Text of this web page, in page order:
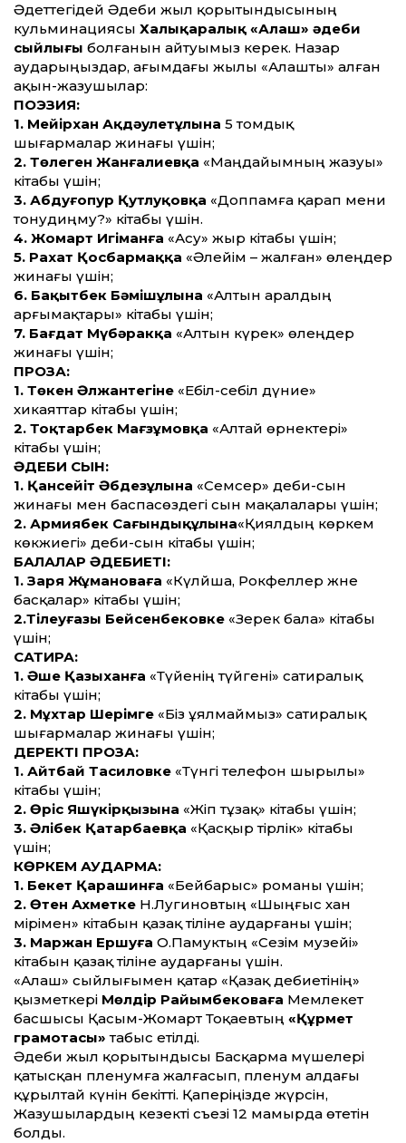
Әдеттегідей Әдеби жыл қорытынды­сының
кульминациясы Халықаралық «Алаш» әдеби
сыйлығы болғанын айтуымыз керек. Назар
аударыңыздар, ағымдағы жылы «Алашты» алған
ақын-жазушылар:
ПОЭЗИЯ:
1. Мейірхан Ақдәулетұлына 5 томдық
шығармалар жинағы үшін;
2. Төлеген Жанғалиевқа «Маңдайымның жазуы»
кітабы үшін;
3. Абдуғопур Қутлуқовқа «Доппамға қарап мени
тонудиңму?» кітабы үшін.
4. Жомарт Игіманға «Асу» жыр кітабы үшін;
5. Рахат Қосбармаққа «Әлейім – жалған» өлеңдер
жинағы үшін;
6. Бақытбек Бәмішұлына «Алтын аралдың
арғымақтары» кітабы үшін;
7. Бағдат Мүбәракқа «Алтын күрек» өлеңдер
жинағы үшін;
ПРОЗА:
1. Төкен Әлжантегіне «Ебіл-себіл дүние»
хикаяттар кітабы үшін;
2. Тоқтарбек Мағзұмовқа «Алтай өрнектері»
кітабы үшін;
ӘДЕБИ СЫН:
1. Қансейіт Әбдезұлына «Семсер» әдеби-сын
жинағы мен баспасөздегі сын мақалалары үшін;
2. Армиябек Сағындықұлына«Қиялдың көркем
көкжиегі» әдеби-сын кітабы үшін;
БАЛАЛАР ӘДЕБИЕТІ:
1. Заря Жұмановаға «Күләйша, Рок­феллер және
басқалар» кітабы үшін;
2.Тілеуғазы Бейсенбековке «Зерек бала» кітабы
үшін;
САТИРА:
1. Әше Қазыханға «Түйенің түйгені» сатиралық
кітабы үшін;
2. Мұхтар Шерімге «Біз ұялмаймыз» сатиралық
шығармалар жинағы үшін;
ДЕРЕКТІ ПРОЗА:
1. Айтбай Тасиловке «Түнгі телефон шырылы»
кітабы үшін;
2. Өріс Яшүкірқызына «Жіп тұзақ» кітабы үшін;
3. Әлібек Қаңтарбаевқа «Қасқыр тірлік» кітабы
үшін;
КӨРКЕМ АУДАРМА:
1. Бекет Қарашинға «Бейбарыс» романы үшін;
2. Өтен Ахметке Н.Лугиновтың «Шыңғыс хан
әмірімен» кітабын қазақ тіліне аударғаны үшін;
3. Маржан Ершуға О.Памуктың «Сезім музейі»
кітабын қазақ тіліне аударғаны үшін.
«Алаш» сыйлығымен қатар «Қазақ әдебиетінің»
қызметкері Мөлдір Райымбековаға Мемлекет
бас­шы­сы Қасым-Жомарт Тоқаевтың «Құрмет
грамотасы» табыс етілді.
Әде­би жыл қорытындысы Басқарма мү­шелері
қатысқан пленумға жалғасып, пленум алдағы
құрылтай күнін бекітті. Қа­періңізде жүрсін,
Жазушылардың кезекті съезі 12 мамырда өтетін
болды.